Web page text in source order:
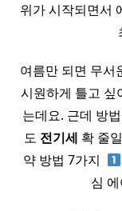
위가 시작되면서
여름만 되면 무서
시원하게 틀고 싶
는데요. 근데 방
도 전기세 확 줄
약 방법 7가지 ​
심